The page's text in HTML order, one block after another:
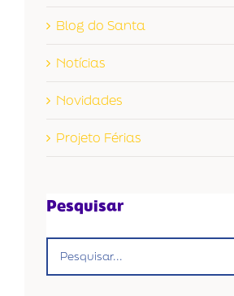
Blog do Santa
Notícias
Novidades
Projeto Férias
Pesquisar
resultados